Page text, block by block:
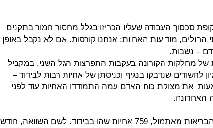
סכסוך העבודה שעליו הכריזו בגלל מחסור חמור בתקנים
החולים, מודיעות האחיות: אנחנו קורסות. אם לא נקבל באופן
– נשבות.
מחלקות הקורונה בעקבות התפרצות הגל השני, במקביל
לחשודים שנדבקו בנגיף וכניסתן של אחיות רבות לבידוד –
את מצוקת כוח האדם עמה התמודדו האחיות עוד לפני
האחרונה.
על פי נתוני משרד הבריאות מאתמול, 759 אחיות שהו בבידוד. לשם השוואה, חודש